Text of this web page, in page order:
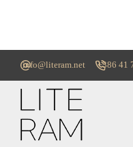
info@literam.net +386 41